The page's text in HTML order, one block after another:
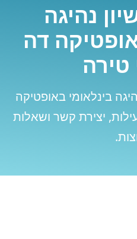
נהיגה
דה
טירה
בינלאומי באופטיקה
יצירת קשר ושאלות